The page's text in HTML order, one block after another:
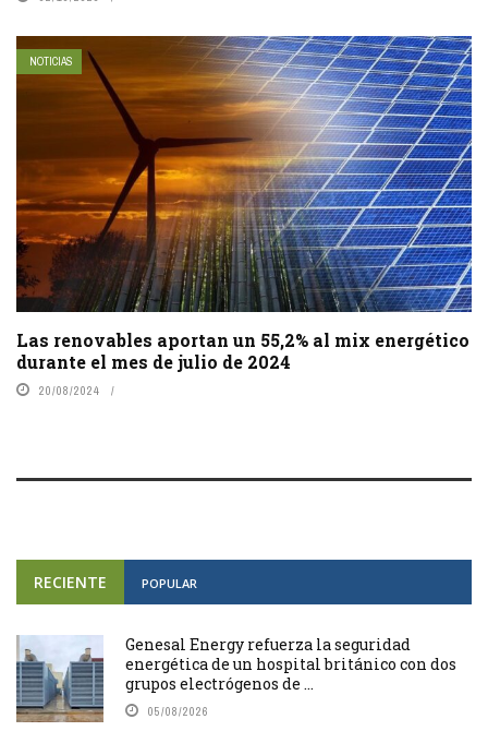
NOTICIAS
Las renovables aportan un 55,2% al mix energético
durante el mes de julio de 2024
20/08/2024
RECIENTE POPULAR
Genesal Energy refuerza la seguridad
energética de un hospital británico con dos
grupos electrógenos de ...
05/08/2026